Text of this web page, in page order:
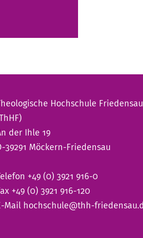
Hochschule Friedensau
der Ihle 19
39291 Möckern-Friedensau
+49 (0) 3921 916-0
+49 (0) 3921 916-120
Mail hochschule@thh-